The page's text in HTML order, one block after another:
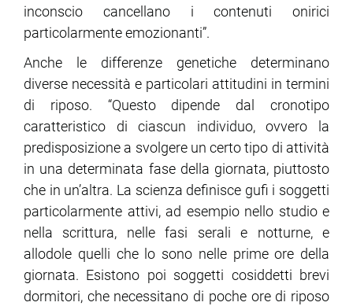
inconscio cancellano i contenuti onirici
particolarmente emozionanti”.
Anche le differenze genetiche determinano
diverse necessità e particolari attitudini in termini
di riposo. “Questo dipende dal cronotipo
caratteristico di ciascun individuo, ovvero la
predisposizione a svolgere un certo tipo di attività
in una determinata fase della giornata, piuttosto
che in un’altra. La scienza definisce gufi i soggetti
particolarmente attivi, ad esempio nello studio e
nella scrittura, nelle fasi serali e notturne, e
allodole quelli che lo sono nelle prime ore della
giornata. Esistono poi soggetti cosiddetti brevi
dormitori, che necessitano di poche ore di riposo